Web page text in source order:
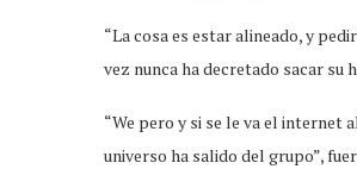
“La cosa es estar alineado, y
vez nunca ha decretado sacar
“We pero y si se le va el internet
universo ha salido del grupo”,